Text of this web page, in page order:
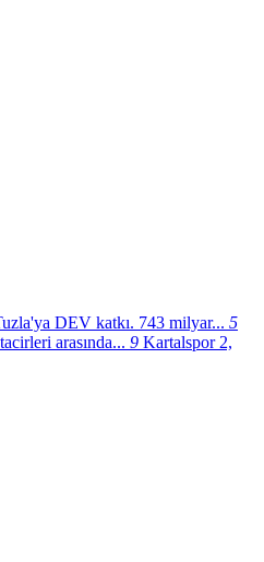
DEV katkı. 743 milyar... 5
arasında... 9 Kartalspor 2,